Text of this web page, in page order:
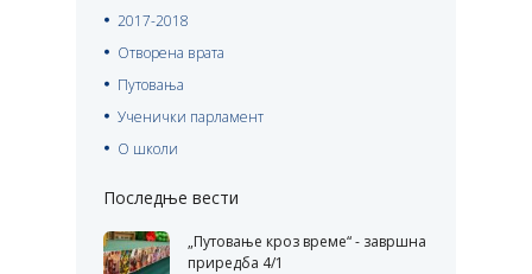
2017-2018
Отворена врата
Путовања
Ученички парламент
О школи
Последње вести
„Путовање кроз време“ - завршна
приредба 4/1